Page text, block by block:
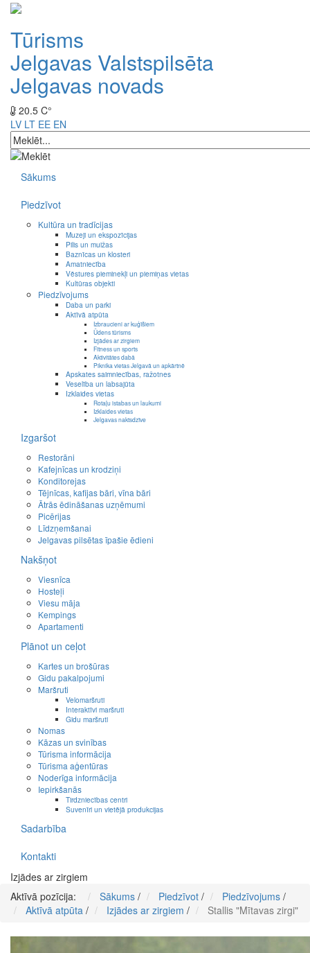
Tūrisms
Jelgavas Valstspilsēta
Jelgavas novads
20.5 C°
LV LT EE EN
Sākums
Piedzīvot
Kultūra un tradīcijas
Muzeji un ekspozīcijas
Pilis un muižas
Baznīcas un klosteri
Amatniecība
Vēstures pieminekļi un piemiņas vietas
Kultūras objekti
Piedzīvojums
Daba un parki
Aktīvā atpūta
Izbraucieni ar kuģīšiem
Ūdens tūrisms
Izjādes ar zirgiem
Fitness un sports
Aktivitātes dabā
Piknika vietas Jelgavā un apkārtnē
Apskates saimniecības, ražotnes
Veselība un labsajūta
Izklaides vietas
Rotaļu istabas un laukumi
Izklaides vietas
Jelgavas naktsdzīve
Izgaršot
Restorāni
Kafejnīcas un krodziņi
Konditorejas
Tējnīcas, kafijas bāri, vīna bāri
Ātrās ēdināšanas uzņēmumi
Picērijas
Līdzņemšanai
Jelgavas pilsētas īpašie ēdieni
Nakšņot
Viesnīca
Hosteļi
Viesu māja
Kempings
Apartamenti
Plānot un ceļot
Kartes un brošūras
Gidu pakalpojumi
Maršruti
Velomaršruti
Interaktīvi maršruti
Gidu maršruti
Nomas
Kāzas un svinības
Tūrisma informācija
Tūrisma aģentūras
Noderīga informācija
Iepirkšanās
Tirdzniecības centri
Suvenīri un vietējā produkcijas
Sadarbība
Kontakti
Izjādes ar zirgiem
Aktīvā pozīcija:
Sākums / Piedzīvot / Piedzīvojums /
Aktīvā atpūta / Izjādes ar zirgiem / Stallis "Mītavas zirgi"